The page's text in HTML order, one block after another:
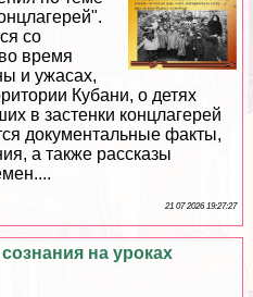
со
время
и ужасах,
Кубани, о детях
в застенки концлагерей
документальные факты,
а также рассказы
21 07 2026 19:27:27
на уроках